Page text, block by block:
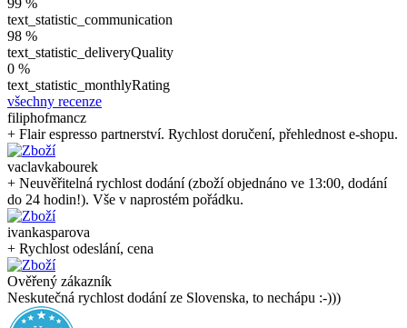
text_statistic_communication
98 %
text_statistic_deliveryQuality
0 %
text_statistic_monthlyRating
všechny recenze
filiphofmancz
+ Flair espresso partnerství. Rychlost doručení, přehlednost e-shopu.
vaclavkabourek
+ Neuvěřitelná rychlost dodání (zboží objednáno ve 13:00, dodání
do 24 hodin!). Vše v naprostém pořádku.
ivankasparova
+ Rychlost odeslání, cena
Ověřený zákazník
Neskutečná rychlost dodání ze Slovenska, to nechápu :-)))